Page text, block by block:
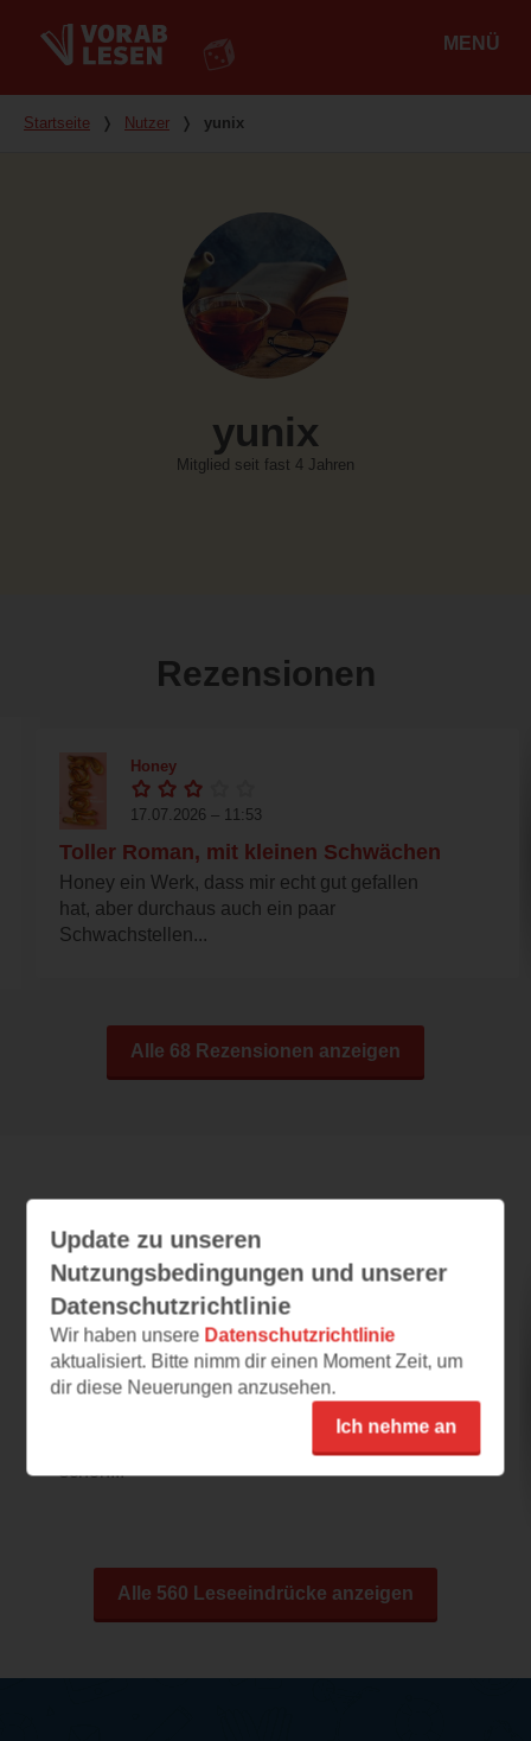
MENÜ
Du bist hier
Startseite ❭ Nutzer ❭ yunix
yunix
Mitglied seit fast 4 Jahren
Rezensionen
Honey
17.07.2026 – 11:53
Toller Roman, mit kleinen Schwächen
Honey ein Werk, dass mir echt gut gefallen
hat, aber durchaus auch ein paar
Schwachstellen...
Alle 68 Rezensionen anzeigen
Silent Whispers
03.08.2026 – 13:52
Herderwärmend
Ein Klappentext der es in sich hat. Er klingt
schon...
Alle 560 Leseeindrücke anzeigen
Update zu unseren
Nutzungsbedingungen und unserer
Datenschutzrichtlinie
Wir haben unsere Datenschutzrichtlinie
aktualisiert. Bitte nimm dir einen Moment Zeit, um
dir diese Neuerungen anzusehen.
Ich nehme an